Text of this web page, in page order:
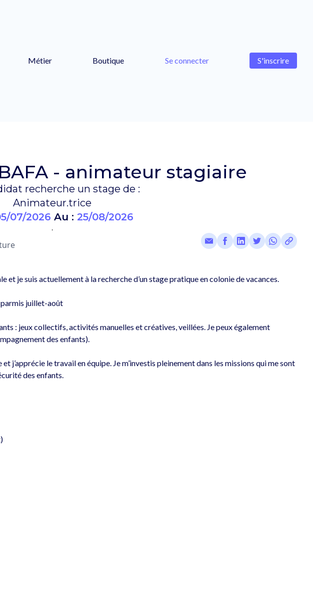
Métier Boutique Se connecter S'inscrire
- animateur stagiaire
recherche un stage de :
Animateur.trice
07/2026 Au : 25/08/2026
.
je suis actuellement à la recherche d’un stage pratique en colonie de vacances.
parmis juillet-août
: jeux collectifs, activités manuelles et créatives, veillées. Je peux également
des enfants).
j’apprécie le travail en équipe. Je m’investis pleinement dans les missions qui me sont